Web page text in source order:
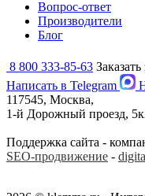
Вопрос-ответ
Производители
Блог
8 800 333-85-63
Написать в Telegram
117545, Москва,
1-й Дорожный проезд,
Поддержка сайта -
SEO-продвижение -